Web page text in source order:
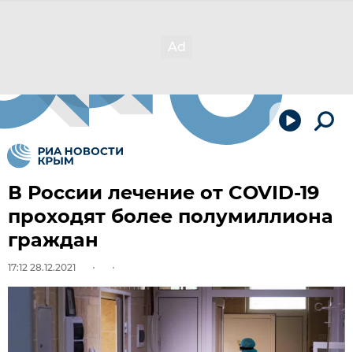
В России лечение от COVID-19
проходят более полумиллиона
граждан
17:12 28.12.2021